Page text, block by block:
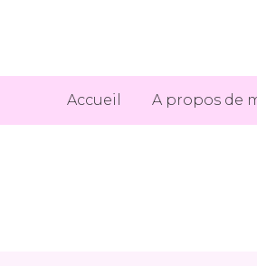
Accueil A propos de